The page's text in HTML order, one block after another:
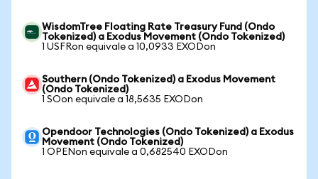
WisdomTree Floating Rate Treasury Fund (Ondo
Tokenized) a Exodus Movement (Ondo Tokenized)
1 USFRon equivale a 10,0933 EXODon
Southern (Ondo Tokenized) a Exodus Movement
(Ondo Tokenized)
1 SOon equivale a 18,5635 EXODon
Opendoor Technologies (Ondo Tokenized) a Exodus
Movement (Ondo Tokenized)
1 OPENon equivale a 0,682540 EXODon